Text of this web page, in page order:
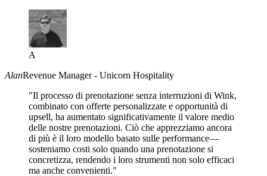
A
AlanRevenue Manager - Unicorn Hospitality
"Il processo di prenotazione senza interruzioni di Wink,
combinato con offerte personalizzate e opportunità di
upsell, ha aumentato significativamente il valore medio
delle nostre prenotazioni. Ciò che apprezziamo ancora
di più è il loro modello basato sulle performance—
sosteniamo costi solo quando una prenotazione si
concretizza, rendendo i loro strumenti non solo efficaci
ma anche convenienti."